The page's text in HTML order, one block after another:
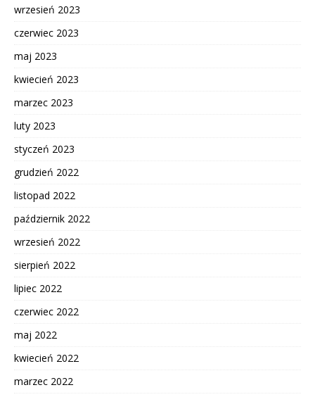
wrzesień 2023
czerwiec 2023
maj 2023
kwiecień 2023
marzec 2023
luty 2023
styczeń 2023
grudzień 2022
listopad 2022
październik 2022
wrzesień 2022
sierpień 2022
lipiec 2022
czerwiec 2022
maj 2022
kwiecień 2022
marzec 2022